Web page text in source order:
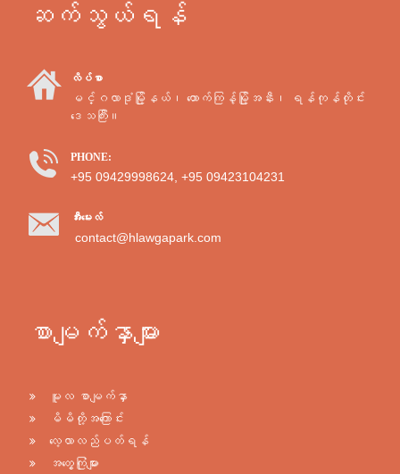
ဆက်သွယ်ရန်
လိပ်စာ
မင်္ဂလာဒုံမြို့နယ်၊ ထောက်ကြန့်မြို့အနီး၊ ရန်ကုန်တိုင်း
ဒေသကြီး။
PHONE:
+95 09429998624, +95 09423104231
အီးမေးလ်
contact@hlawgapark.com
စာမျက်နှာများ
မူလ စာမျက်နှာ
မိမိတို့အကြောင်း
လေ့လာလည်ပတ်ရန်
အတွေ့ကြုံများ